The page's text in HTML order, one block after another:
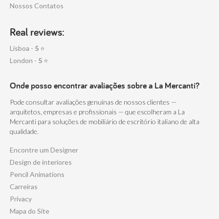
Nossos Contatos
Real reviews:
Lisboa - 5 ⭐
London - 5 ⭐
Onde posso encontrar avaliações sobre a La Mercanti?
Pode consultar avaliações genuínas de nossos clientes —
arquitetos, empresas e profissionais — que escolheram a La
Mercanti para soluções de mobiliário de escritório italiano de alta
qualidade.
Encontre um Designer
Design de interiores
Pencil Animations
Carreiras
Privacy
Mapa do Site